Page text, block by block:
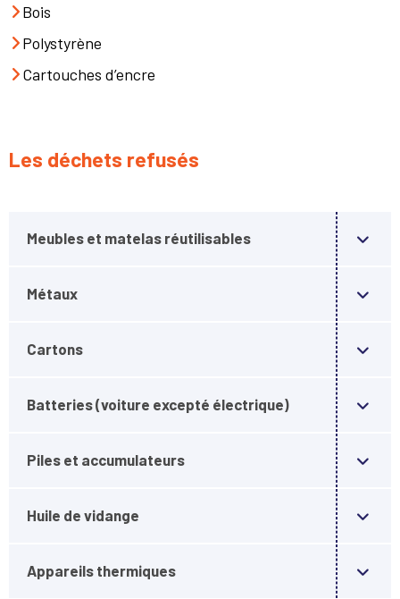
Bois
Polystyrène
Cartouches d’encre
Les déchets refusés
Meubles et matelas réutilisables
Métaux
Cartons
Batteries (voiture excepté électrique)
Piles et accumulateurs
Huile de vidange
Appareils thermiques